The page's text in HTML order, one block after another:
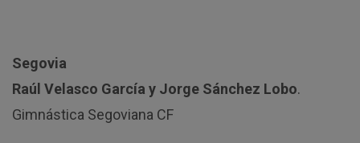
Segovia
Raúl Velasco García y Jorge Sánchez Lobo.
Gimnástica Segoviana CF